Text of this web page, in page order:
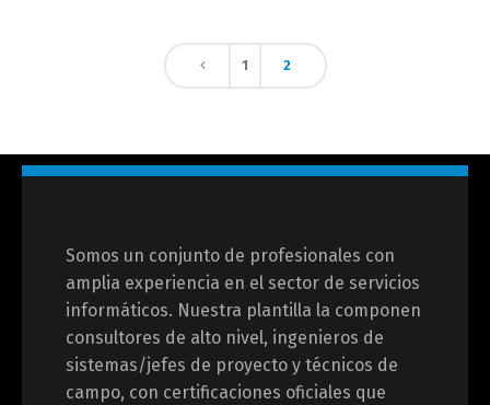
1 2
Somos un conjunto de profesionales con
amplia experiencia en el sector de servicios
informáticos. Nuestra plantilla la componen
consultores de alto nivel, ingenieros de
sistemas/jefes de proyecto y técnicos de
campo, con certificaciones oficiales que